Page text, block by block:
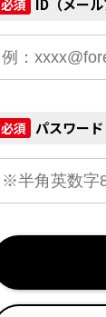
必須 ID（メール
必須 パスワード